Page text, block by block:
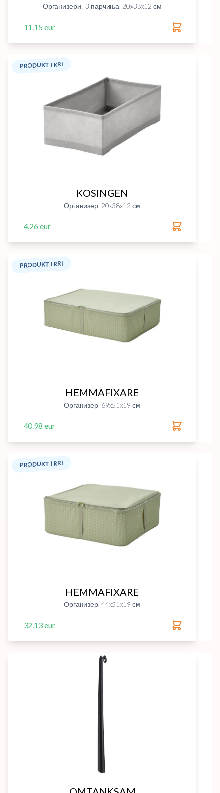
Организери , 3 парчиња, 20x38x12 см
11.15 eur
PRODUKT I RRI
KOSINGEN
Организер, 20x38x12 см
4.26 eur
PRODUKT I RRI
HEMMAFIXARE
Организер, 69x51x19 см
40.98 eur
PRODUKT I RRI
HEMMAFIXARE
Организер, 44x51x19 см
32.13 eur